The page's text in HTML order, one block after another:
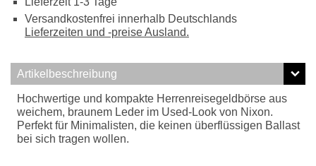
Versandkostenfrei innerhalb Deutschlands
Lieferzeiten und -preise Ausland.
Artikelbeschreibung
Hochwertige und kompakte Herrenreisegeldbörse aus
weichem, braunem Leder im Used-Look von Nixon.
Perfekt für Minimalisten, die keinen überflüssigen Ballast
bei sich tragen wollen.